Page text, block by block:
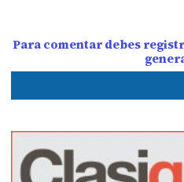
Para comentar debes